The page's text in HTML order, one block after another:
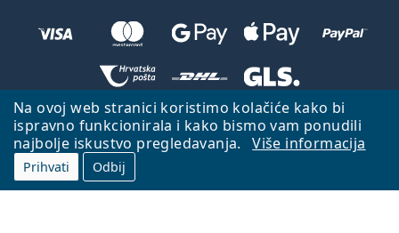
Na ovoj web stranici koristimo kolačiće kako bi
ispravno funkcionirala i kako bismo vam ponudili
najbolje iskustvo pregledavanja.
Više informacija
Prihvati Odbij
Natrag na početnu stranicu
Idi gore
Lentiamo.hr je u vlasništvu i upravljanju tvrtke Lentiamo s.r.o., Češka
Republika